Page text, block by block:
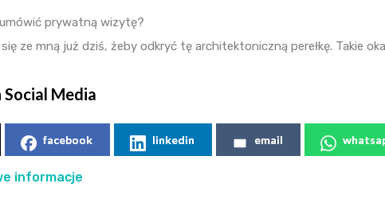
prywatną wizytę?
ze mną już dziś, żeby odkryć tę architektoniczną perełkę. Takie
Social Media
facebook linkedin email
informacje